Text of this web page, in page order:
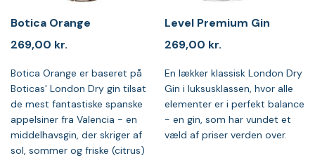
Botica Orange
269,00 kr.
Botica Orange er baseret på
Boticas' London Dry gin tilsat
de mest fantastiske spanske
appelsiner fra Valencia - en
middelhavsgin, der skriger af
sol, sommer og friske (citrus)
Level Premium Gin
269,00 kr.
En lækker klassisk London Dry
Gin i luksusklassen, hvor alle
elementer er i perfekt balance
- en gin, som har vundet et
væld af priser verden over.